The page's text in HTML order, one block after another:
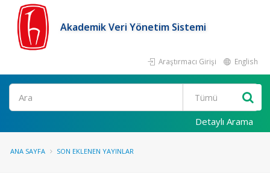
Akademik Veri Yönetim Sistemi
Araştırmacı Girişi English
Ara
Detaylı Arama
ANA SAYFA SON EKLENEN YAYINLAR